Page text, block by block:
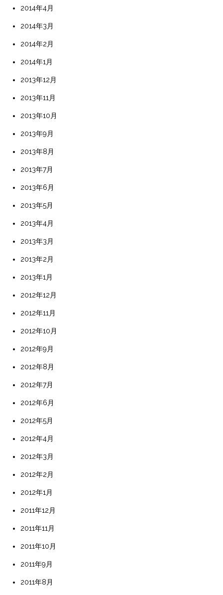
2014年4月
2014年3月
2014年2月
2014年1月
2013年12月
2013年11月
2013年10月
2013年9月
2013年8月
2013年7月
2013年6月
2013年5月
2013年4月
2013年3月
2013年2月
2013年1月
2012年12月
2012年11月
2012年10月
2012年9月
2012年8月
2012年7月
2012年6月
2012年5月
2012年4月
2012年3月
2012年2月
2012年1月
2011年12月
2011年11月
2011年10月
2011年9月
2011年8月